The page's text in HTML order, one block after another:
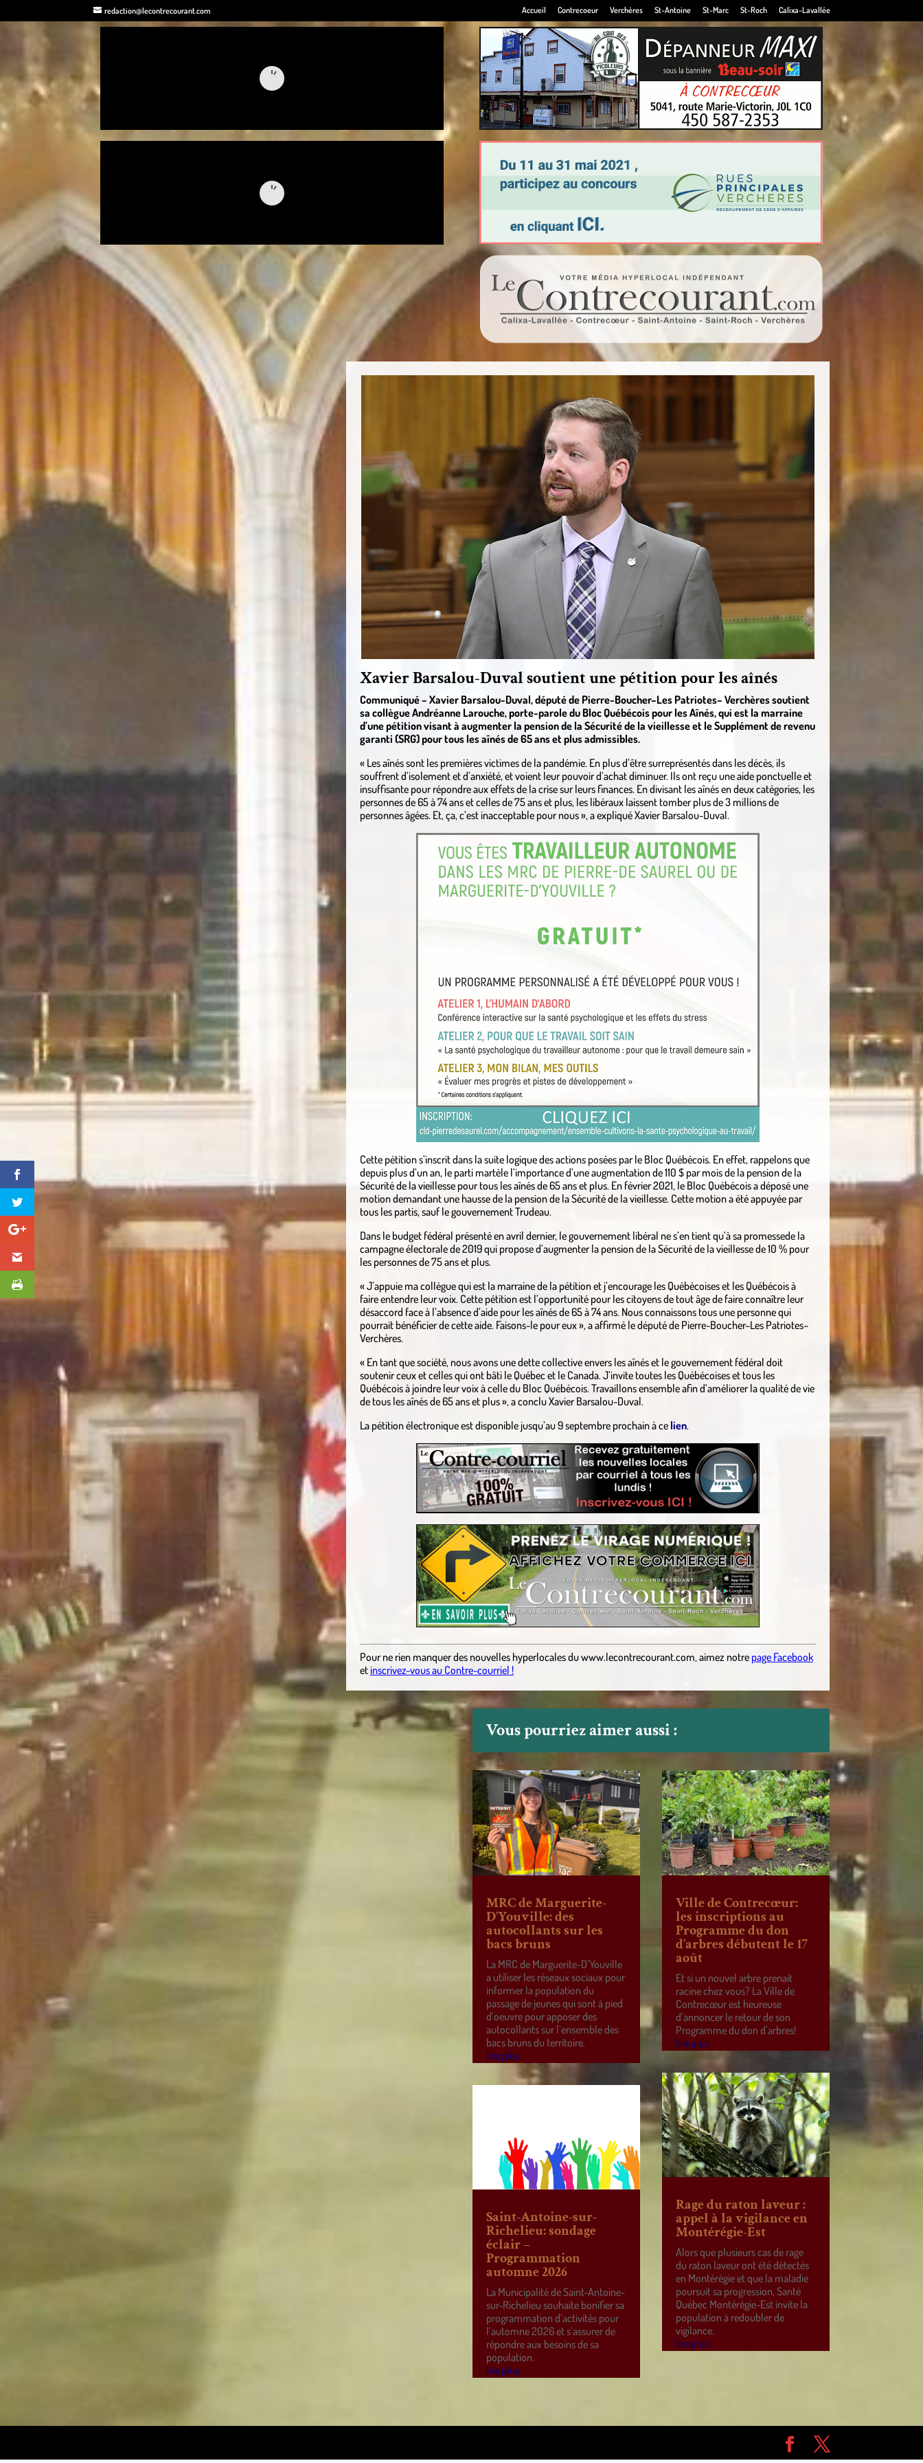
redaction@lecontrecourant.com Accueil Contrecoeur Verchères St-Antoine St-Marc St-Roch Calixa-Lavallée
Xavier Barsalou-Duval soutient une pétition pour les aînés
Communiqué – Xavier Barsalou-Duval, député de Pierre-Boucher–Les Patriotes– Verchères soutient
sa collègue Andréanne Larouche, porte-parole du Bloc Québécois pour les Aînés, qui est la marraine
d’une pétition visant à augmenter la pension de la Sécurité de la vieillesse et le Supplément de revenu
garanti (SRG) pour tous les aînés de 65 ans et plus admissibles.
« Les aînés sont les premières victimes de la pandémie. En plus d’être surreprésentés dans les décès, ils
souffrent d’isolement et d’anxiété, et voient leur pouvoir d’achat diminuer. Ils ont reçu une aide ponctuelle et
insuffisante pour répondre aux effets de la crise sur leurs finances. En divisant les aînés en deux catégories, les
personnes de 65 à 74 ans et celles de 75 ans et plus, les libéraux laissent tomber plus de 3 millions de
personnes âgées. Et, ça, c’est inacceptable pour nous », a expliqué Xavier Barsalou-Duval.
Cette pétition s’inscrit dans la suite logique des actions posées par le Bloc Québécois. En effet, rappelons que
depuis plus d’un an, le parti martèle l’importance d’une augmentation de 110 $ par mois de la pension de la
Sécurité de la vieillesse pour tous les aînés de 65 ans et plus. En février 2021, le Bloc Québécois a déposé une
motion demandant une hausse de la pension de la Sécurité de la vieillesse. Cette motion a été appuyée par
tous les partis, sauf le gouvernement Trudeau.
Dans le budget fédéral présenté en avril dernier, le gouvernement libéral ne s’en tient qu’à sa promessede la
campagne électorale de 2019 qui propose d’augmenter la pension de la Sécurité de la vieillesse de 10 % pour
les personnes de 75 ans et plus.
« J’appuie ma collègue qui est la marraine de la pétition et j’encourage les Québécoises et les Québécois à
faire entendre leur voix. Cette pétition est l’opportunité pour les citoyens de tout âge de faire connaître leur
désaccord face à l’absence d’aide pour les aînés de 65 à 74 ans. Nous connaissons tous une personne qui
pourrait bénéficier de cette aide. Faisons-le pour eux », a affirmé le député de Pierre-Boucher–Les Patriotes–
Verchères.
« En tant que société, nous avons une dette collective envers les aînés et le gouvernement fédéral doit
soutenir ceux et celles qui ont bâti le Québec et le Canada. J’invite toutes les Québécoises et tous les
Québécois à joindre leur voix à celle du Bloc Québécois. Travaillons ensemble afin d’améliorer la qualité de vie
de tous les aînés de 65 ans et plus », a conclu Xavier Barsalou-Duval.
La pétition électronique est disponible jusqu’au 9 septembre prochain à ce lien.
Pour ne rien manquer des nouvelles hyperlocalesduwww.lecontrecourant.com,aimez notre page Facebook
etinscrivez-vous au Contre-courriel !
Vous pourriez aimer aussi :
MRC de Marguerite-
D’Youville: des
autocollants sur les
bacs bruns
La MRC de Marguerite-D’Youville
a utiliser les réseaux sociaux pour
informer la population du
passage de jeunes qui sont à pied
d’oeuvre pour apposer des
autocollants sur l’ensemble des
bacs bruns du territoire.
lire plus
Saint-Antoine-sur-
Richelieu: sondage
éclair –
Programmation
automne 2026
La Municipalité de Saint-Antoine-
sur-Richelieu souhaite bonifier sa
programmation d’activités pour
l’automne 2026 et s’assurer de
répondre aux besoins de sa
population.
lire plus
Ville de Contrecœur:
les inscriptions au
Programme du don
d’arbres débutent le 17
août
Et si un nouvel arbre prenait
racine chez vous? La Ville de
Contrecœur est heureuse
d’annoncer le retour de son
Programme du don d’arbres!
lire plus
Rage du raton laveur :
appel à la vigilance en
Montérégie-Est
Alors que plusieurs cas de rage
du raton laveur ont été détectés
en Montérégie et que la maladie
poursuit sa progression, Santé
Québec Montérégie-Est invite la
population à redoubler de
vigilance.
lire plus